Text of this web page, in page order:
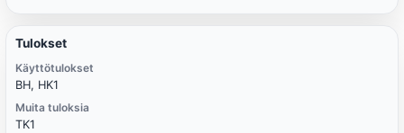
Tulokset
Käyttötulokset
BH, HK1
Muita tuloksia
TK1